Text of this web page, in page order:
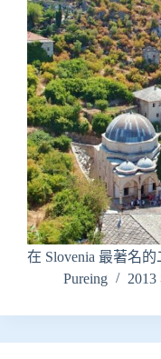
在 Slovenia 最著名
Pureing
2013